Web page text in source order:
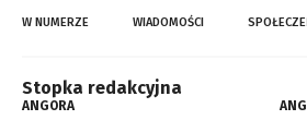
W NUMERZE WIADOMOŚCI
Stopka redakcyjna
ANGORA